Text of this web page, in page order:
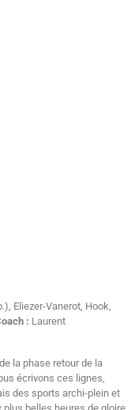
Eliezer-Vanerot, Hook,
: Laurent
la phase retour de la
écrivons ces lignes,
des sports archi-plein et